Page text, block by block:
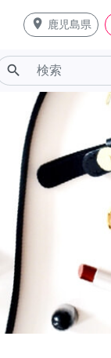
place 鹿児島県
search